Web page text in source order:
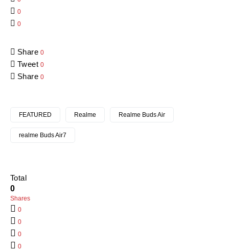
0
0
Share 0
Tweet 0
Share 0
FEATURED Realme Realme Buds Air
realme Buds Air7
Total
0
Shares
0
0
0
0